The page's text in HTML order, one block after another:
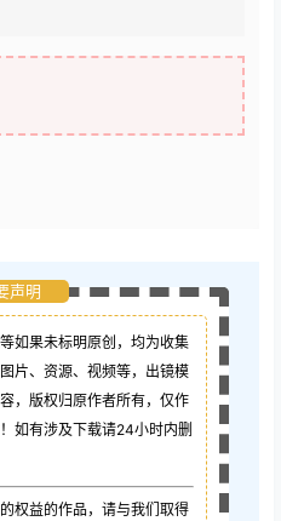
声明
如果未标明原创，均为收集
片、资源、视频等，出镜模
，版权归原作者所有，仅作
如有涉及下载请24小时内删
权益的作品，请与我们取得